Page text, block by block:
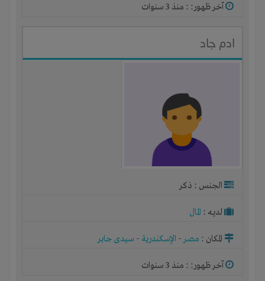
آخر ظهور: : منذ 3 سنوات
ادم جاد
الجنس : ذكر
لديـه : المال
المكان : مصر- الإسكندرية - سيدى جابر
آخر ظهور: : منذ 3 سنوات